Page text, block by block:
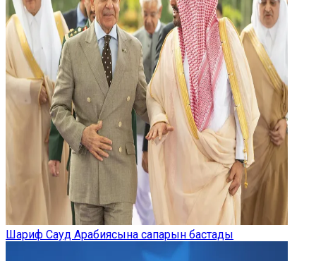
Шариф Сауд Арабиясына сапарын бастады